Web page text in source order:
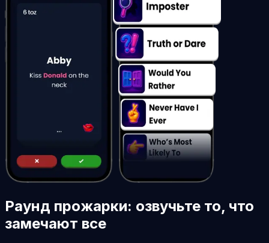
Раунд прожарки: озвучьте то, что
замечают все